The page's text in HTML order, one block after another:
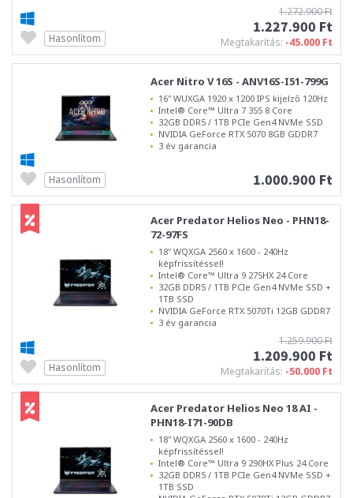
1.272.900 Ft
1.227.900 Ft
Megtakarítás: -45.000 Ft
Hasonlítom
Acer Nitro V 16S - ANV16S-I51-799G
16" WUXGA 1920 x 1200 IPS kijelző 120Hz
Intel® Core™ Ultra 7 355 8 Core
32GB DDR5 / 1TB PCIe Gen4 NVMe SSD
NVIDIA GeForce RTX 5070 8GB GDDR7
3 év garancia
1.000.900 Ft
Hasonlítom
Acer Predator Helios Neo - PHN18-
72-97FS
18" WQXGA 2560 x 1600 - 240Hz
képfrissítéssel!
Intel® Core™ Ultra 9 275HX 24 Core
32GB DDR5 / 1TB PCIe Gen4 NVMe SSD +
1TB SSD
NVIDIA GeForce RTX 5070Ti 12GB GDDR7
3 év garancia
1.259.900 Ft
1.209.900 Ft
Megtakarítás: -50.000 Ft
Hasonlítom
Acer Predator Helios Neo 18 AI -
PHN18-I71-90DB
18" WQXGA 2560 x 1600 - 240Hz
képfrissítéssel!
Intel® Core™ Ultra 9 290HX Plus 24 Core
32GB DDR5 / 1TB PCIe Gen4 NVMe SSD +
1TB SSD